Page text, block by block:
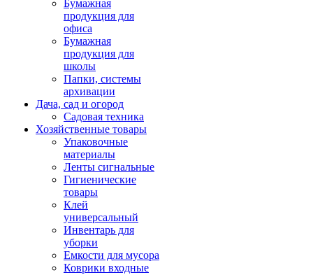
Бумажная
продукция для
офиса
Бумажная
продукция для
школы
Папки, системы
архивации
Дача, сад и огород
Садовая техника
Хозяйственные товары
Упаковочные
материалы
Ленты сигнальные
Гигиенические
товары
Клей
универсальный
Инвентарь для
уборки
Емкости для мусора
Коврики входные